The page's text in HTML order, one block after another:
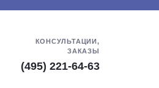
КОНСУЛЬТАЦИИ,
ЗАКАЗЫ
(495) 221-64-63